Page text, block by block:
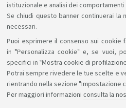
istituzionale e analisi dei
Se chiudi questo banner continuerai la
necessari.
Puoi esprimere il consenso sui cookie
in "Personalizza cookie" e, se vuoi,
specifici in "Mostra cookie di
Potrai sempre rivedere le tue scelte e
rientrando nella sezione "Impostazione
Per maggiori informazioni consulta la
Sosteniamo il diritto
Seguici su: